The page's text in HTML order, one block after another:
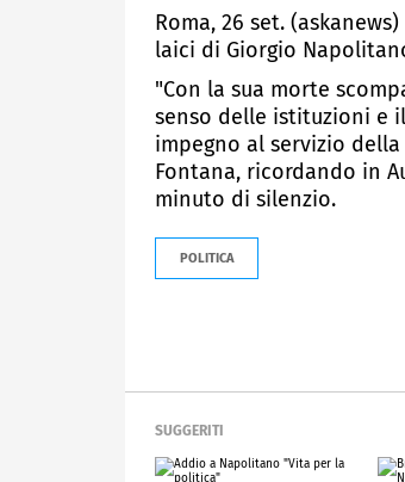
Roma, 26 set.
laici di Giorgio
"Con la sua morte
senso delle istituzioni e
impegno al servizio
Fontana, ricordando in
minuto di silenzio.
POLITICA
SUGGERITI